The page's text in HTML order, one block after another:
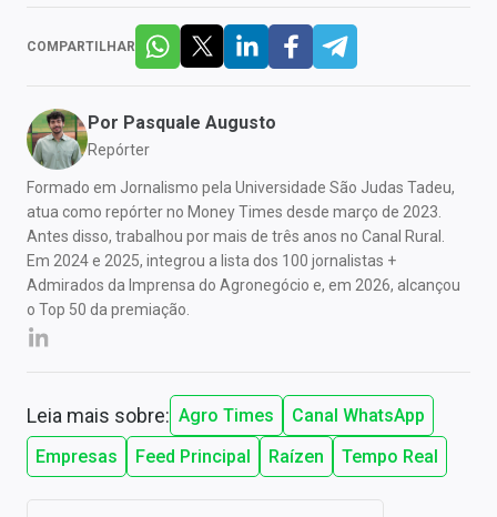
COMPARTILHAR
Por Pasquale Augusto
Repórter
Formado em Jornalismo pela Universidade São Judas Tadeu,
atua como repórter no Money Times desde março de 2023.
Antes disso, trabalhou por mais de três anos no Canal Rural.
Em 2024 e 2025, integrou a lista dos 100 jornalistas +
Admirados da Imprensa do Agronegócio e, em 2026, alcançou
o Top 50 da premiação.
Leia mais sobre: Agro Times
Canal WhatsApp
Empresas
Feed Principal Raízen Tempo Real